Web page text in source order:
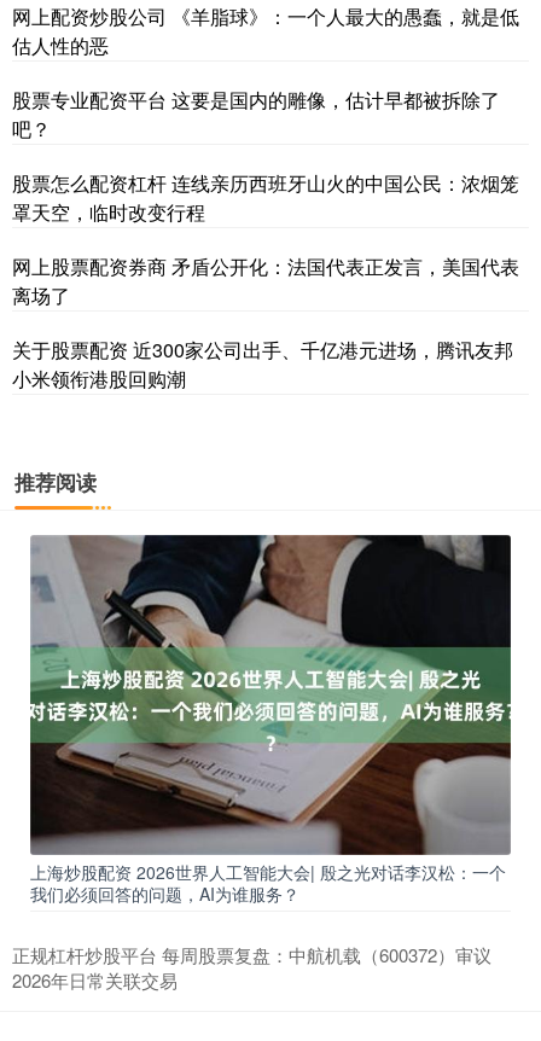
网上配资炒股公司 《羊脂球》：一个人最大的愚蠢，就是低
估人性的恶
股票专业配资平台 这要是国内的雕像，估计早都被拆除了
吧？
股票怎么配资杠杆 连线亲历西班牙山火的中国公民：浓烟笼
罩天空，临时改变行程
网上股票配资券商 矛盾公开化：法国代表正发言，美国代表
离场了
关于股票配资 近300家公司出手、千亿港元进场，腾讯友邦
小米领衔港股回购潮
推荐阅读
上海炒股配资 2026世界人工智能大会| 殷之光对话李汉松：一个
我们必须回答的问题，AI为谁服务？
正规杠杆炒股平台 每周股票复盘：中航机载（600372）审议
2026年日常关联交易